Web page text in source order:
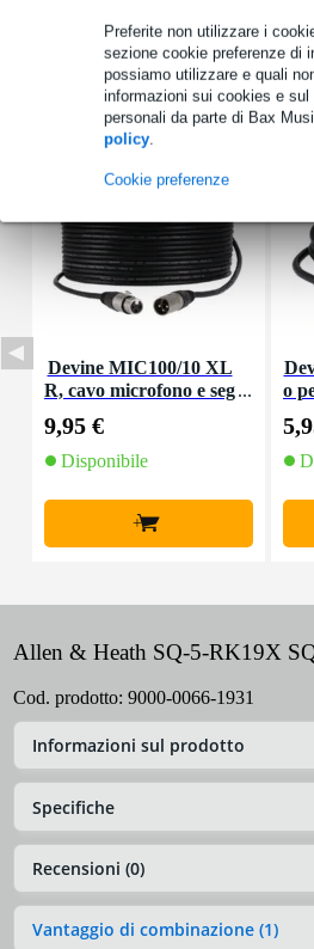
Preferite non utilizzare i
sezione cookie preferenze di
possiamo utilizzare e quali
informazioni sui cookies e
personali da parte di Bax
policy.
Cookie preferenze
Accessori (17)
Devine MIC100/10 XL
R, cavo microfono e seg
9,95 €
Disponibile
+
o
Allen & Heath SQ-5-RK19X
Cod. prodotto: 9000-0066-1931
Informazioni sul prodotto
Specifiche
Recensioni (0)
Vantaggio di combinazione (1)